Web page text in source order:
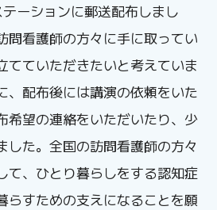
ーションに郵送配布しまし
問看護師の方々に手に取ってい
てていただきたいと考えていま
、配布後には講演の依頼をいた
希望の連絡をいただいたり、少
した。全国の訪問看護師の方々
て、ひとり暮らしをする認知症
らすための支えになることを願